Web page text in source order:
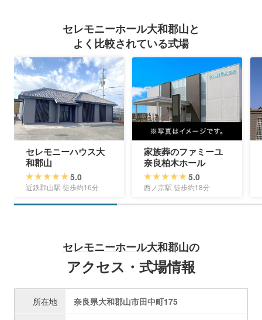
セレモニーホール大和郡山と
よく比較されている式場
セレモニーハウス大
和郡山
5.0
近鉄郡山駅 徒歩約16分
家族葬のファミーユ
奈良柏木ホール
5.0
西ノ京駅 徒歩約18分
セレモニーホール大和郡山の
アクセス・式場情報
所在地 奈良県大和郡山市田中町175